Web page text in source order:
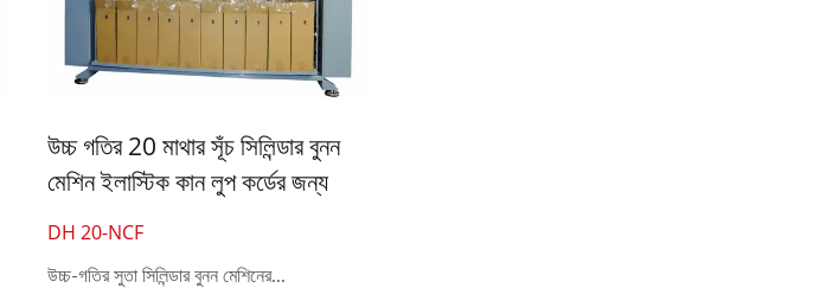
উচ্চ গতির 20 মাথার সূঁচ সিলিন্ডার বুনন
মেশিন ইলাস্টিক কান লুপ কর্ডের জন্য
DH 20-NCF
উচ্চ-গতির সুতা সিলিন্ডার বুনন মেশিনের...